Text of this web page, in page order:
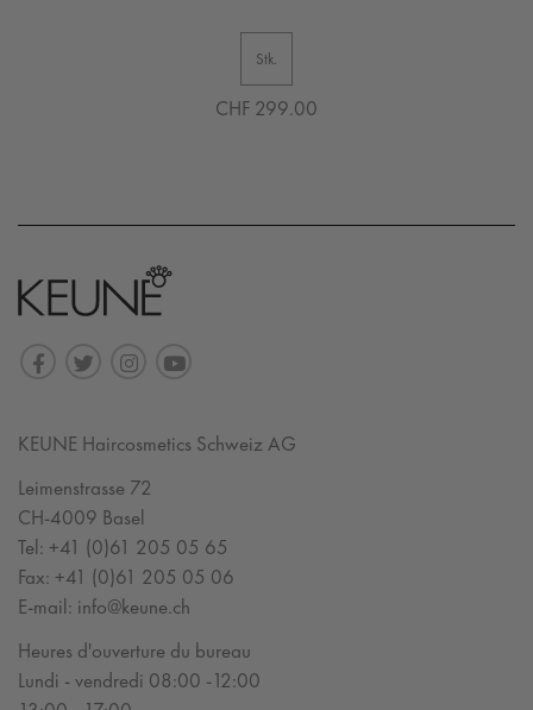
Stk.
CHF 299.00
KEUNE Haircosmetics Schweiz AG
Leimenstrasse 72
CH-4009 Basel
Tel: +41 (0)61 205 05 65
Fax: +41 (0)61 205 05 06
E-mail: info@keune.ch
Heures d'ouverture du bureau
Lundi - vendredi 08:00 -12:00